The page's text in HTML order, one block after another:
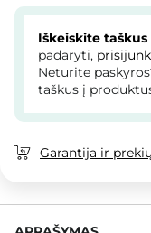
Iškeiskite
padaryti,
Neturite
taškus į
Garantija ir